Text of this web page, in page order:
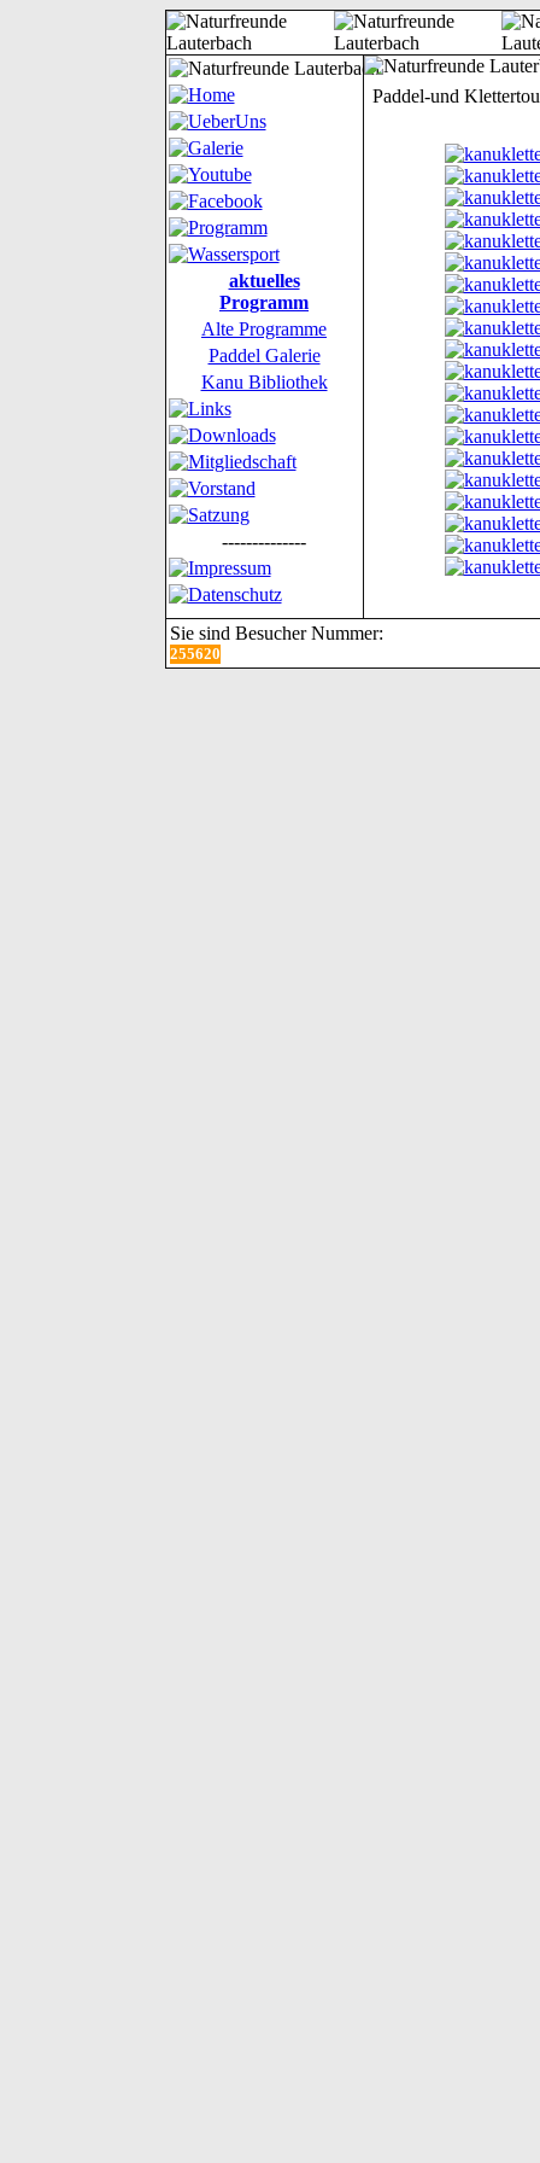
aktuelles
Programm
Alte Programme
Paddel Galerie
Kanu Bibliothek
--------------
Paddel-und
Sie sind Besucher Nummer:
255620